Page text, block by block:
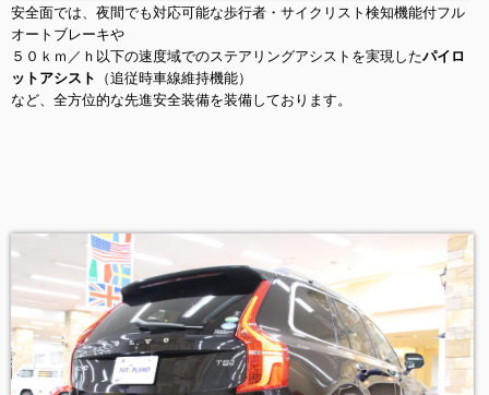
安全面では、夜間でも対応可能な歩行者・サイクリスト検知機能付フル
オートブレーキや
５０ｋｍ／ｈ以下の速度域でのステアリングアシストを実現したパイロ
ットアシスト
（追従時車線維持機能）
など、全方位的な先進安全装備を装備しております。